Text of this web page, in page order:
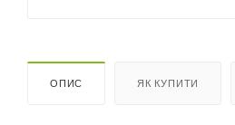
ОПИС ЯК КУПИТИ